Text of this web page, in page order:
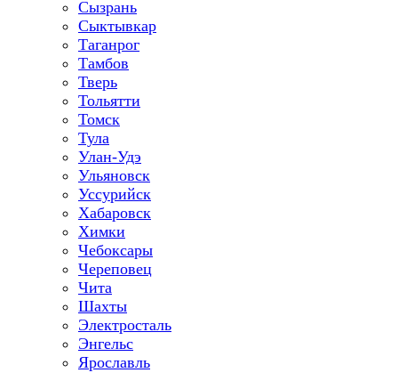
Сызрань
Сыктывкар
Таганрог
Тамбов
Тверь
Тольятти
Томск
Тула
Улан-Удэ
Ульяновск
Уссурийск
Хабаровск
Химки
Чебоксары
Череповец
Чита
Шахты
Электросталь
Энгельс
Ярославль